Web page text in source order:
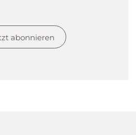
abonnieren